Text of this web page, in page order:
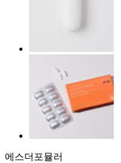
에스더포뮬러